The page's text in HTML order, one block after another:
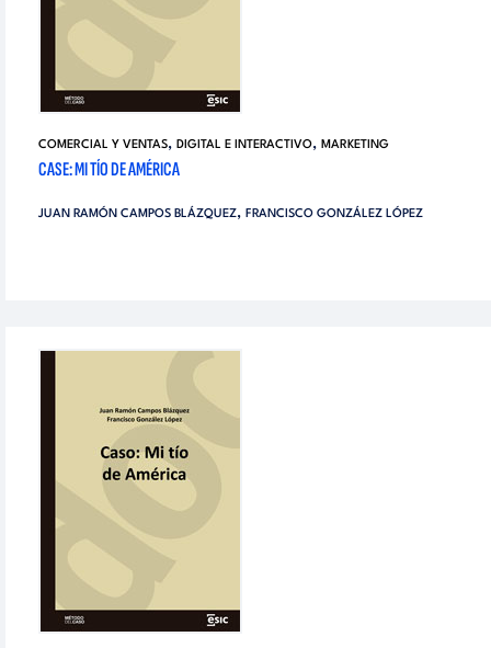
COMERCIAL Y VENTAS, DIGITAL E INTERACTIVO, MARKETING
CASE: MI TÍO DE AMÉRICA
JUAN RAMÓN CAMPOS BLÁZQUEZ, FRANCISCO GONZÁLEZ LÓPEZ